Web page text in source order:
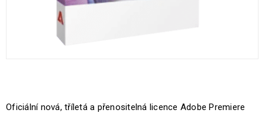
Oficiální nová, tříletá a přenositelná licence Adobe Premiere